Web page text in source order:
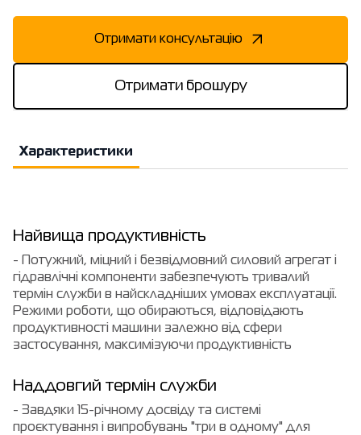
Отримати консультацію
Отримати брошуру
Характеристики
Найвища продуктивність
- Потужний, міцний і безвідмовний силовий агрегат і
гідравлічні компоненти забезпечують тривалий
термін служби в найскладніших умовах експлуатації.
Режими роботи, що обираються, відповідають
продуктивності машини залежно від сфери
застосування, максимізуючи продуктивність
Наддовгий термін служби
- Завдяки 15-річному досвіду та системі
проєктування і випробувань "три в одному" для